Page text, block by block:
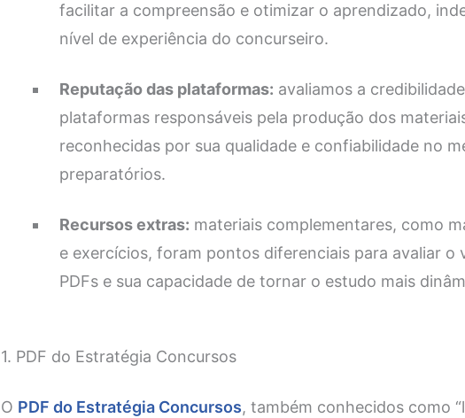
facilitar a compreensão e otimizar o aprendizado,
nível de experiência do concurseiro.
Reputação das plataformas: avaliamos a
plataformas responsáveis pela produção dos
reconhecidas por sua qualidade e confiabilidade no
preparatórios.
Recursos extras: materiais complementares, como
e exercícios, foram pontos diferenciais para avaliar o
PDFs e sua capacidade de tornar o estudo mais
1. PDF do Estratégia Concursos
O PDF do Estratégia Concursos, também conhecidos como